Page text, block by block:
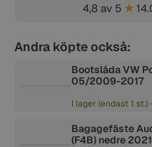
4,8 av 5 ★
Andra köpte också:
Bootslåda VW
05/2009-2017
I lager (endast 1
Bagagefäste
(F4B) nedre